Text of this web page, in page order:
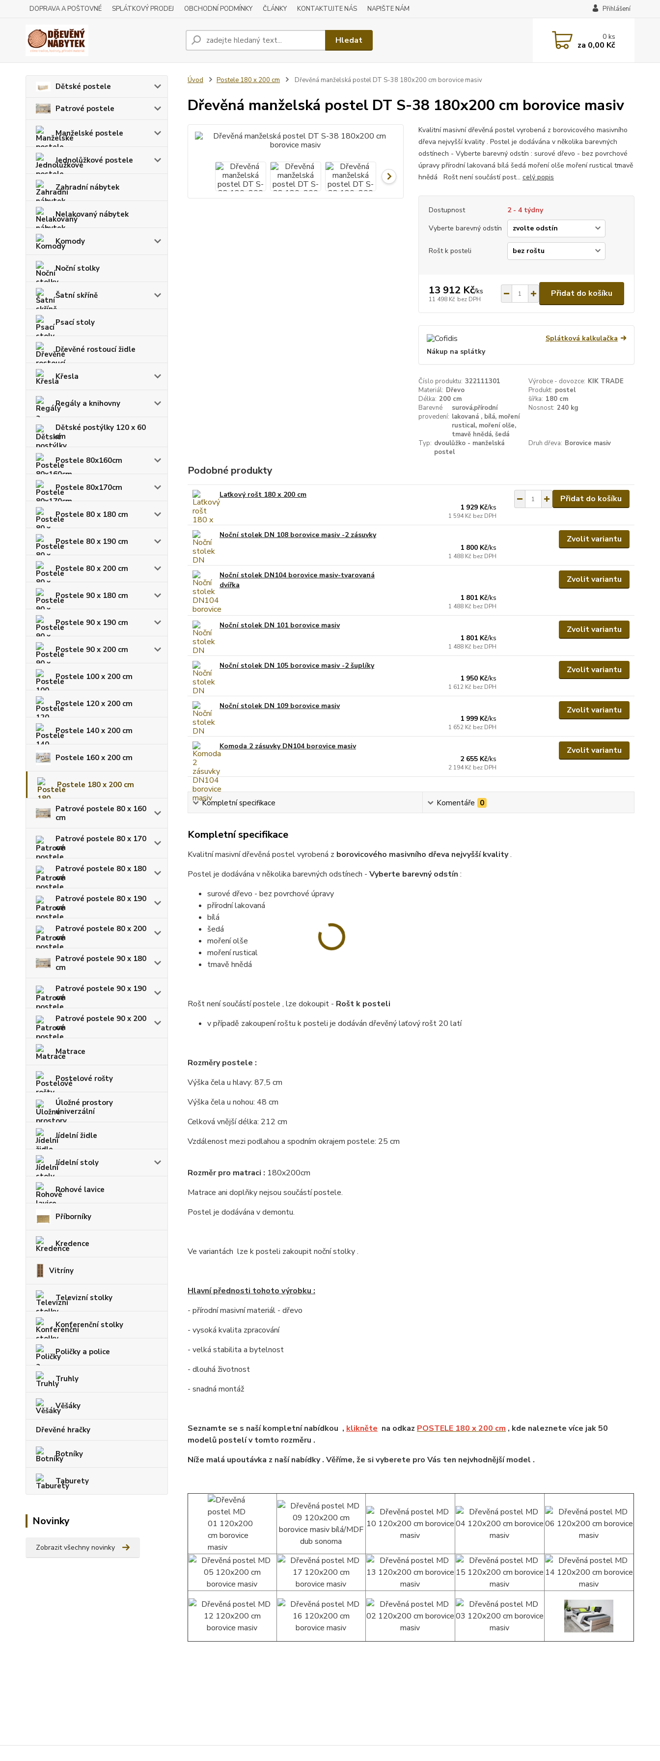
DOPRAVA A POŠTOVNÉ SPLÁTKOVÝ PRODEJ OBCHODNÍ PODMÍNKY ČLÁNKY KONTAKTUJTE NÁS NAPIŠTE NÁM Přihlášení
Hledat 0ks
za 0,00 Kč
Dětské postele
Patrové postele
Manželské postele
Jednolůžkové postele
Zahradní nábytek
Nelakovaný nábytek
Komody
Noční stolky
Šatní skříně
Psací stoly
Dřevěné rostoucí židle
Křesla
Regály a knihovny
Dětské postýlky 120 x 60
cm
Postele 80x160cm
Postele 80x170cm
Postele 80 x 180 cm
Postele 80 x 190 cm
Postele 80 x 200 cm
Postele 90 x 180 cm
Postele 90 x 190 cm
Postele 90 x 200 cm
Postele 100 x 200 cm
Postele 120 x 200 cm
Postele 140 x 200 cm
Postele 160 x 200 cm
Postele 180 x 200 cm
Patrové postele 80 x 160
cm
Patrové postele 80 x 170
cm
Patrové postele 80 x 180
cm
Patrové postele 80 x 190
cm
Patrové postele 80 x 200
cm
Patrové postele 90 x 180
cm
Patrové postele 90 x 190
cm
Patrové postele 90 x 200
cm
Matrace
Postelové rošty
Úložné prostory
univerzální
Jídelní židle
Jídelní stoly
Rohové lavice
Příborníky
Kredence
Vitríny
Televizní stolky
Konferenční stolky
Poličky a police
Truhly
Věšáky
Dřevěné hračky
Botníky
Taburety
Novinky
Zobrazit všechny novinky
Úvod Postele 180 x 200 cm Dřevěná manželská postel DT S-38 180x200 cm borovice masiv
Dřevěná manželská postel DT S-38 180x200 cm borovice masiv
Kvalitní masivní dřevěná postel vyrobená z borovicového masivního
dřeva nejvyšší kvality . Postel je dodávána v několika barevných
odstínech - Vyberte barevný odstín : surové dřevo - bez povrchové
úpravy přírodní lakovaná bílá šedá moření olše moření rustical tmavě
hnědá Rošt není součástí post... celý popis
Dostupnost
2 - 4 týdny
Vyberte barevný odstín
Rošt k posteli
13 912 Kč/ks
11 498 Kč bez DPH
Přidat do košíku
Splátková kalkulačka
Nákup na splátky
Číslo produktu: 322111301 Výrobce - dovozce: KIK TRADE
Materiál: Dřevo Produkt: postel
Délka: 200 cm šířka: 180 cm
Barevné
provedení:
surová,přírodní
lakovaná , bílá, moření
rustical, moření olše,
tmavě hnědá, šedá
Nosnost: 240 kg
Typ: dvoulůžko - manželská
postel
Druh dřeva: Borovice masiv
Podobné produkty
Laťkový rošt 180 x 200 cm
1 929 Kč/ks
1 594 Kč bez DPH
Přidat do košíku
Noční stolek DN 108 borovice masiv -2 zásuvky
1 800 Kč/ks
1 488 Kč bez DPH
Zvolit variantu
Noční stolek DN104 borovice masiv-tvarovaná
dvířka
1 801 Kč/ks
1 488 Kč bez DPH
Zvolit variantu
Noční stolek DN 101 borovice masiv
1 801 Kč/ks
1 488 Kč bez DPH
Zvolit variantu
Noční stolek DN 105 borovice masiv -2 šuplíky
1 950 Kč/ks
1 612 Kč bez DPH
Zvolit variantu
Noční stolek DN 109 borovice masiv
1 999 Kč/ks
1 652 Kč bez DPH
Zvolit variantu
Komoda 2 zásuvky DN104 borovice masiv
2 655 Kč/ks
2 194 Kč bez DPH
Zvolit variantu
Kompletní specifikace Komentáře 0
Kompletní specifikace
Kvalitní masivní dřevěná postel vyrobená z borovicového masivního dřeva nejvyšší kvality.
Postel je dodávána v několika barevných odstínech - Vyberte barevný odstín :
surové dřevo - bez povrchové úpravy
přírodní lakovaná
bílá
šedá
moření olše
moření rustical
tmavě hnědá
Rošt není součástí postele , lze dokoupit - Rošt k posteli
v případě zakoupení roštu k posteli je dodáván dřevěný laťový rošt 20 latí
Rozměry postele :
Výška čela u hlavy: 87,5 cm
Výška čela u nohou: 48 cm
Celková vnější délka: 212 cm
Vzdálenost mezi podlahou a spodním okrajem postele: 25 cm
Rozměr pro matraci : 180x200cm
Matrace ani doplňky nejsou součástí postele.
Postel je dodávána v demontu.
Ve variantách lze k posteli zakoupit noční stolky .
Hlavní přednosti tohoto výrobku :
- přírodní masivní materiál - dřevo
- vysoká kvalita zpracování
- velká stabilita a bytelnost
- dlouhá životnost
- snadná montáž
Seznamte se s naší kompletní nabídkou , klikněte na odkaz POSTELE 180 x 200 cm , kde naleznete více jak 50
modelů postelí v tomto rozměru .
Níže malá upoutávka z naší nabídky . Věříme, že si vyberete pro Vás ten nejvhodnější model .